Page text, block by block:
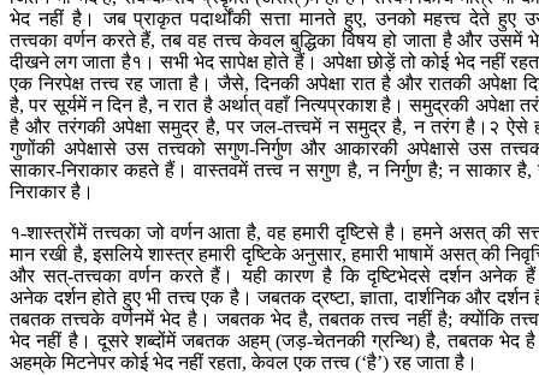
भेद नहीं है। जब प्राकृत पदार्थोंकी सत्ता मानते हुए, उनको महत्त्व देते हुए
तत्त्वका वर्णन करते हैं, तब वह तत्त्व केवल बुद्धिका विषय हो जाता है और उसमें
दीखने लग जाता है१। सभी भेद सापेक्ष होते हैं। अपेक्षा छोड़ें तो कोई भेद नहीं
एक निरपेक्ष तत्त्व रह जाता है। जैसे, दिनकी अपेक्षा रात है और रातकी अपेक्षा
है, पर सूर्यमें न दिन है, न रात है अर्थात् वहाँ नित्यप्रकाश है। समुद्रकी अपेक्षा
है और तरंगकी अपेक्षा समुद्र है, पर जल-तत्त्वमें न समुद्र है, न तरंग है।२ ऐसे
गुणोंकी अपेक्षासे उस तत्त्वको सगुण-निर्गुण और आकारकी अपेक्षासे उस
साकार-निराकार कहते हैं। वास्तवमें तत्त्व न सगुण है, न निर्गुण है; न साकार है,
निराकार है।
१-शास्त्रोंमें तत्त्वका जो वर्णन आता है, वह हमारी दृष्टिसे है। हमने असत् की
मान रखी है, इसलिये शास्त्र हमारी दृष्टिके अनुसार, हमारी भाषामें असत् की
और सत्-तत्त्वका वर्णन करते हैं। यही कारण है कि दृष्टिभेदसे दर्शन अनेक
अनेक दर्शन होते हुए भी तत्त्व एक है। जबतक द्रष्टा, ज्ञाता, दार्शनिक और दर्शन
तबतक तत्त्वके वर्णनमें भेद है। जबतक भेद है, तबतक तत्त्व नहीं है; क्योंकि
भेद नहीं है। दूसरे शब्दोंमें जबतक अहम् (जड़-चेतनकी ग्रन्थि) है, तबतक भेद
अह‍म‍्के मिटनेपर कोई भेद नहीं रहता, केवल एक तत्त्व (‘है’) रह जाता है।